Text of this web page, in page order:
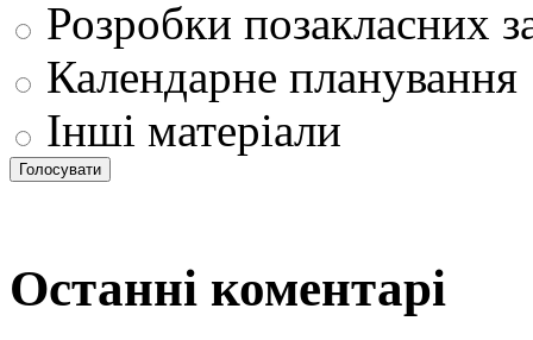
Розробки позакласних
Календарне планування
Інші матеріали
Останні коментарі